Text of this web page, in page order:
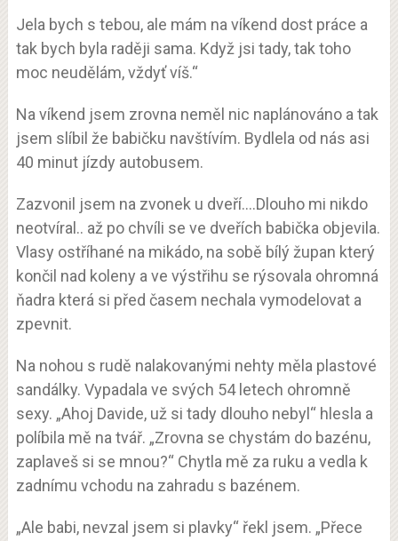
Jela bych s tebou, ale mám na víkend dost práce a
tak bych byla raději sama. Když jsi tady, tak toho
moc neudělám, vždyť víš.“
Na víkend jsem zrovna neměl nic naplánováno a tak
jsem slíbil že babičku navštívím. Bydlela od nás asi
40 minut jízdy autobusem.
Zazvonil jsem na zvonek u dveří….Dlouho mi nikdo
neotvíral.. až po chvíli se ve dveřích babička objevila.
Vlasy ostříhané na mikádo, na sobě bílý župan který
končil nad koleny a ve výstřihu se rýsovala ohromná
ňadra která si před časem nechala vymodelovat a
zpevnit.
Na nohou s rudě nalakovanými nehty měla plastové
sandálky. Vypadala ve svých 54 letech ohromně
sexy. „Ahoj Davide, už si tady dlouho nebyl“ hlesla a
políbila mě na tvář. „Zrovna se chystám do bazénu,
zaplaveš si se mnou?“ Chytla mě za ruku a vedla k
zadnímu vchodu na zahradu s bazénem.
„Ale babi, nevzal jsem si plavky“ řekl jsem. „Přece